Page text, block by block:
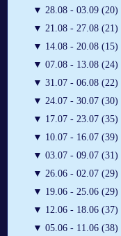
▼ 28.08 - 03.09 (20)
▼ 21.08 - 27.08 (21)
▼ 14.08 - 20.08 (15)
▼ 07.08 - 13.08 (24)
▼ 31.07 - 06.08 (22)
▼ 24.07 - 30.07 (30)
▼ 17.07 - 23.07 (35)
▼ 10.07 - 16.07 (39)
▼ 03.07 - 09.07 (31)
▼ 26.06 - 02.07 (29)
▼ 19.06 - 25.06 (29)
▼ 12.06 - 18.06 (37)
▼ 05.06 - 11.06 (38)